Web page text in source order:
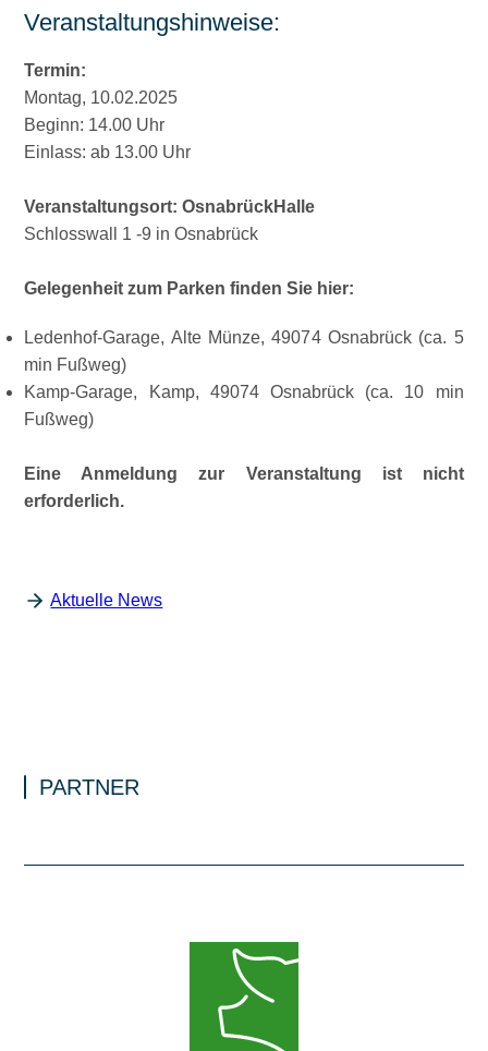
Veranstaltungshinweise:
Termin:
Montag, 10.02.2025
Beginn: 14.00 Uhr
Einlass: ab 13.00 Uhr
Veranstaltungsort: OsnabrückHalle
Schlosswall 1 -9 in Osnabrück
Gelegenheit zum Parken finden Sie hier:
Ledenhof-Garage, Alte Münze, 49074 Osnabrück (ca. 5
min Fußweg)
Kamp-Garage, Kamp, 49074 Osnabrück (ca. 10 min
Fußweg)
Eine Anmeldung zur Veranstaltung ist nicht
erforderlich.
Aktuelle News
PARTNER